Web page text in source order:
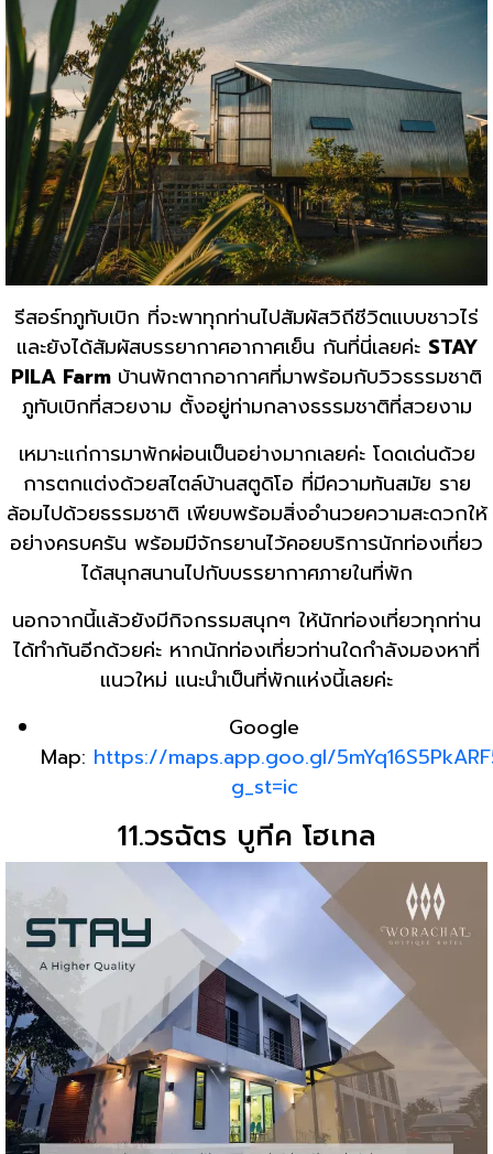
รีสอร์ทภูทับเบิก ที่จะพาทุกท่านไปสัมผัสวิถีชีวิตแบบชาวไร่
และยังได้สัมผัสบรรยากาศอากาศเย็น กันที่นี่เลยค่ะ STAY
PILA Farm บ้านพักตากอากาศที่มาพร้อมกับวิวธรรมชาติ
ภูทับเบิกที่สวยงาม ตั้งอยู่ท่ามกลางธรรมชาติที่สวยงาม
เหมาะแก่การมาพักผ่อนเป็นอย่างมากเลยค่ะ โดดเด่นด้วย
การตกแต่งด้วยสไตล์บ้านสตูดิโอ ที่มีความทันสมัย ราย
ล้อมไปด้วยธรรมชาติ เพียบพร้อมสิ่งอำนวยความสะดวกให้
อย่างครบครัน พร้อมมีจักรยานไว้คอยบริการนักท่องเที่ยว
ได้สนุกสนานไปกับบรรยากาศภายในที่พัก
นอกจากนี้แล้วยังมีกิจกรรมสนุกๆ ให้นักท่องเที่ยวทุกท่าน
ได้ทำกันอีกด้วยค่ะ หากนักท่องเที่ยวท่านใดกำลังมองหาที่
แนวใหม่ แนะนำเป็นที่พักแห่งนี้เลยค่ะ
Google
Map: https://maps.app.goo.gl/
g_st=ic
11.วรฉัตร บูทีค โฮเทล